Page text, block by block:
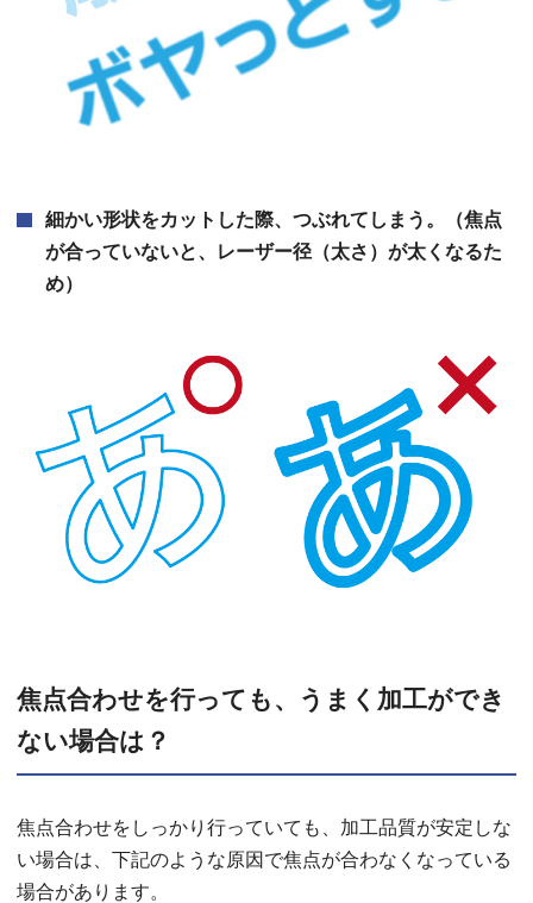
細かい形状をカットした際、つぶれてしまう。（焦点
が合っていないと、レーザー径（太さ）が太くなるた
め）
焦点合わせを行っても、うまく加工ができ
ない場合は？
焦点合わせをしっかり行っていても、加工品質が安定しな
い場合は、下記のような原因で焦点が合わなくなっている
場合があります。